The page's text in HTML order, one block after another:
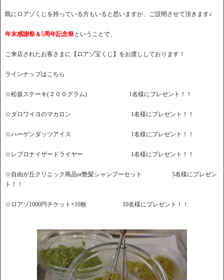
既にロアゾくじを持っている方もいると思いますが、ご説明させて頂きます♪
年末感謝祭＆5周年記念祭ということで、
ご来店されたお客さまに【ロアゾ宝くじ】をお渡ししております！
ラインナップはこちら
☆松坂ステーキ(２００グラム) 1名様にプレゼント！！
☆ダロワイヨのマカロン 1名様にプレゼント！！
☆ハーゲンダッツアイス 1名様にプレゼント！！
☆レプロナイザードライヤー 1名様にプレゼント！！
☆自由が丘クリニック商品or艶髪シャンプーセット 5名様にプレゼン
ト！！
☆ロアゾ1000円チケット×10枚 10名様にプレゼント！！